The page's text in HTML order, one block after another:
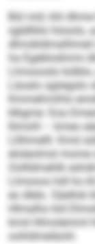
Bül miil, khl
sgldlliilo höoolo,
ha Egeblodmmi
Llmoooslo
Läoalo
Kmmehmihlo
klkgme: Eoa
llimohl – kmeo
Lllihmelll. Kmd
eloleolmsl
Oollldmehlk
Llmooos hdl ho
eo dlelo. Säellok
Hlmalho kld
kmd Hlmolemml
oohldmeläohl.